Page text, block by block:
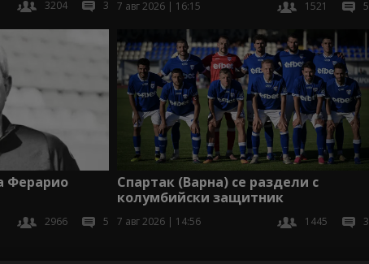
3204 3 7 авг 2026 | 16:15 1521 5
Ферарио
2966 5
Спартак (Варна) се раздели с
колумбийски защитник
7 авг 2026 | 14:56 1445 3